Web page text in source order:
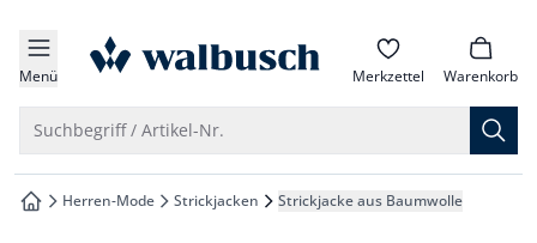
springen
springen
springen
springen
Menü zur Startseite Merkzettel Warenkorb
Suchbegriff / Artikel-Nr.
zur Startseite
Herren-Mode Strickjacken Strickjacke aus Baumwolle